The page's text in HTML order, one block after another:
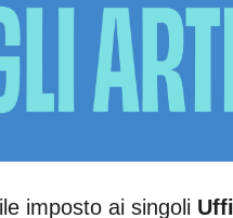
imposto ai singoli